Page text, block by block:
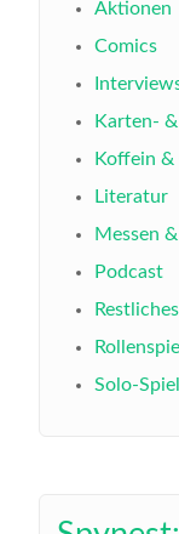
Aktionen
Comics
Karten-
Koffein &
Literatur
Messen
Podcast
Restliches
Solo-